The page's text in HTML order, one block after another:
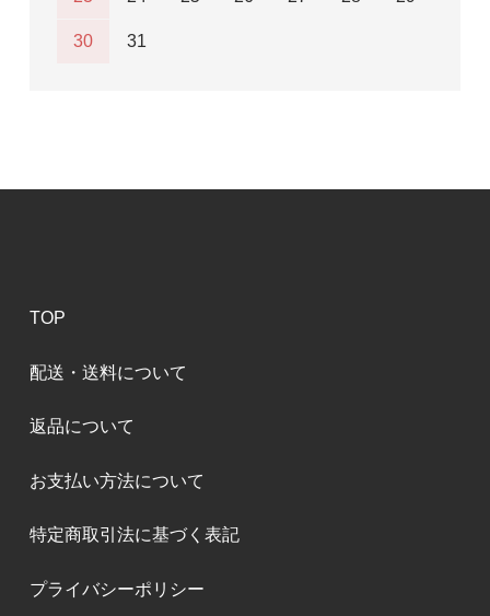
30 31
TOP
配送・送料について
返品について
お支払い方法について
特定商取引法に基づく表記
プライバシーポリシー